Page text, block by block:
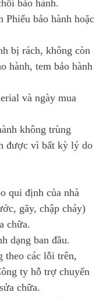
bảo hành.
Phiếu bảo hành hoặc
bị rách, không còn
hành, tem bảo hành
và ngày mua
không trùng
được vì bất kỳ lý do
qui định của nhà
gãy, chập cháy)
chữa.
dạng ban đầu.
theo các lỗi trên,
ty hỗ trợ chuyển
chữa.